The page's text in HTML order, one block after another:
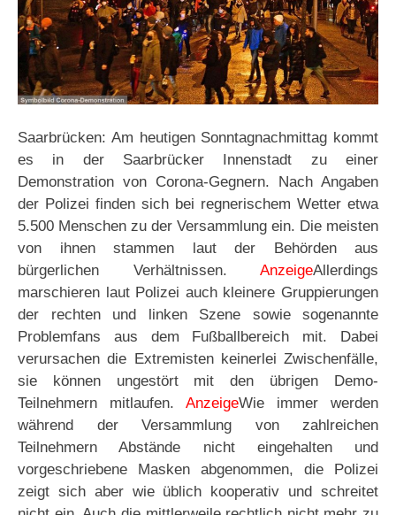
Saarbrücken: Am heutigen Sonntagnachmittag kommt
es in der Saarbrücker Innenstadt zu einer
Demonstration von Corona-Gegnern. Nach Angaben
der Polizei finden sich bei regnerischem Wetter etwa
5.500 Menschen zu der Versammlung ein. Die meisten
von ihnen stammen laut der Behörden aus
bürgerlichen Verhältnissen. AnzeigeAllerdings
marschieren laut Polizei auch kleinere Gruppierungen
der rechten und linken Szene sowie sogenannte
Problemfans aus dem Fußballbereich mit. Dabei
verursachen die Extremisten keinerlei Zwischenfälle,
sie können ungestört mit den übrigen Demo-
Teilnehmern mitlaufen. AnzeigeWie immer werden
während der Versammlung von zahlreichen
Teilnehmern Abstände nicht eingehalten und
vorgeschriebene Masken abgenommen, die Polizei
zeigt sich aber wie üblich kooperativ und schreitet